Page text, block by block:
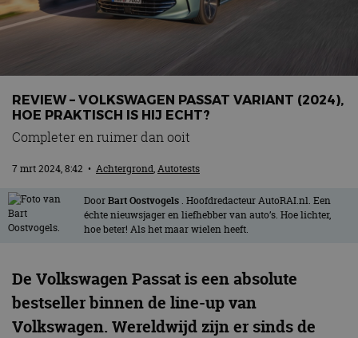
Adverteren
MotorRAI.nl
REVIEW – VOLKSWAGEN PASSAT VARIANT (2024),
HOE PRAKTISCH IS HIJ ECHT?
Completer en ruimer dan ooit
7 mrt 2024, 8:42 • Achtergrond,Autotests
DoorBart Oostvogels . Hoofdredacteur AutoRAI.nl. Een
échte nieuwsjager en liefhebber van auto’s. Hoe lichter,
hoe beter! Als het maar wielen heeft.
De Volkswagen Passat is een absolute
bestseller binnen de line-up van
Volkswagen. Wereldwijd zijn er sinds de